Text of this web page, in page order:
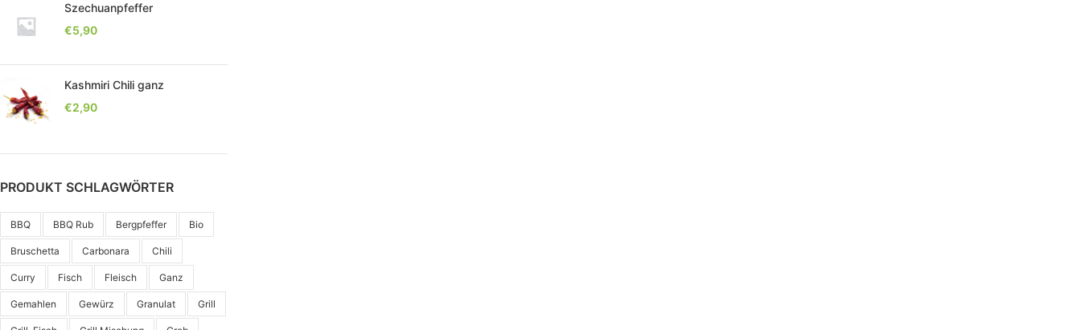
Szechuanpfeffer
€5,90
Kashmiri Chili ganz
€2,90
PRODUKT SCHLAGWÖRTER
BBQ BBQ Rub Bergpfeffer Bio
Bruschetta Carbonara Chili
Curry Fisch Fleisch Ganz
Gemahlen Gewürz Granulat Grill